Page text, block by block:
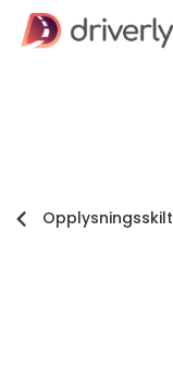
Opplysningsskilt